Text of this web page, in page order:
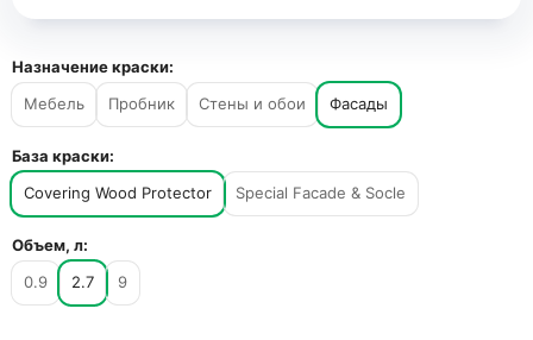
Назначение краски:
Мебель
Пробник Стены и обои Фасады
База краски:
Covering Wood Protector
Special Facade & Socle
Объем, л:
0.9
2.7 9